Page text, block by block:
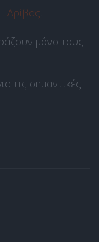
Δρίβας.
μόνο τους
τις σημαντικές